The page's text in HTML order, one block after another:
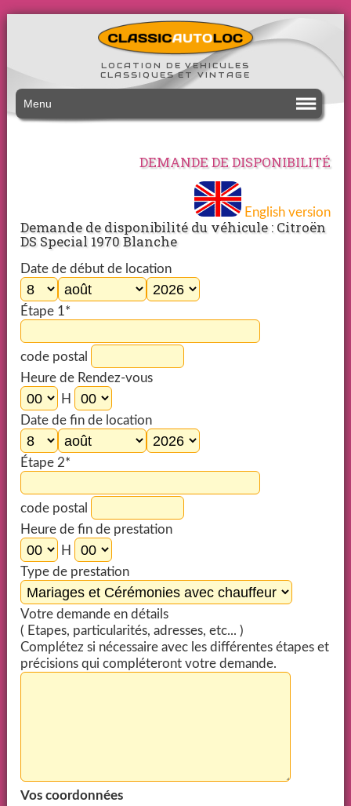
LOCATION DE VEHICULES
CLASSIQUES ET VINTAGE
Menu
DEMANDE DE DISPONIBILITÉ
English version
Demande de disponibilité du véhicule : Citroën
DS Special 1970 Blanche
Date de début de location
Étape 1*
code postal
Heure de Rendez-vous
H
Date de fin de location
Étape 2*
code postal
Heure de fin de prestation
H
Type de prestation
Votre demande en détails
( Etapes, particularités, adresses, etc... )
Complétez si nécessaire avec les différentes étapes et
précisions qui compléteront votre demande.
Vos coordonnées